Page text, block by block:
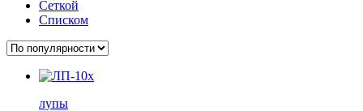
Сеткой
Списком
лупы